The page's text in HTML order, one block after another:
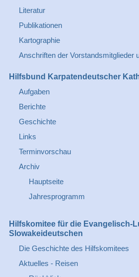
Literatur
Publikationen
Kartographie
Anschriften der Vorstandsmitglieder
Hilfsbund Karpatendeutscher
Aufgaben
Berichte
Geschichte
Links
Terminvorschau
Archiv
Hauptseite
Jahresprogramm
Hilfskomitee für die Evangelisch-
Slowakeideutschen
Die Geschichte des Hilfskomitees
Aktuelles - Reisen